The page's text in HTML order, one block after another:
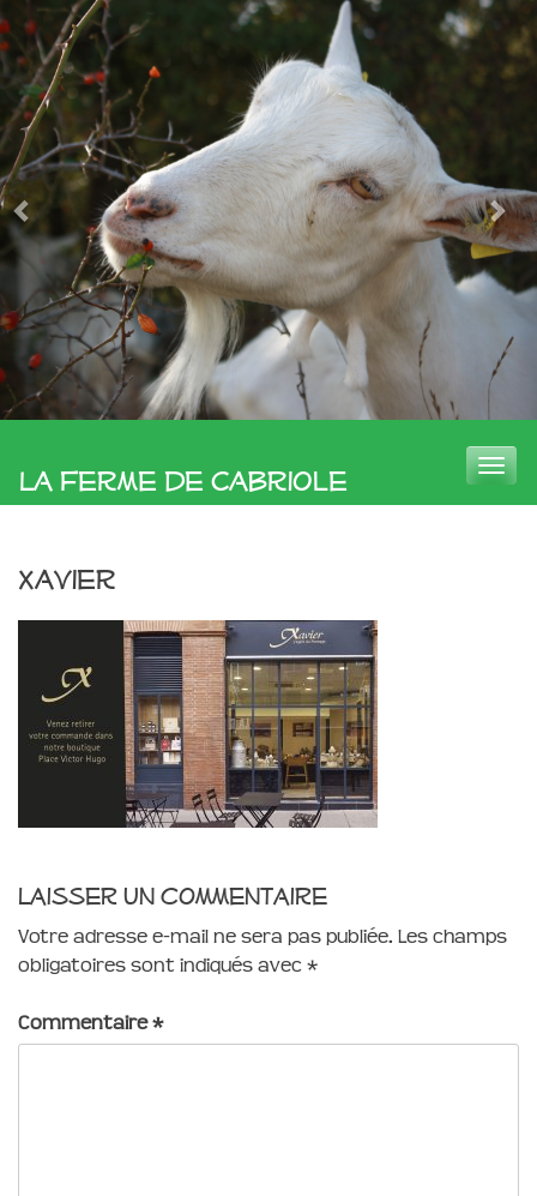
La Ferme de Cabriole
Toggle
xavier
Laisser un commentaire
Votre adresse e-mail ne sera pas publiée. Les champs
obligatoires sont indiqués avec *
Commentaire*